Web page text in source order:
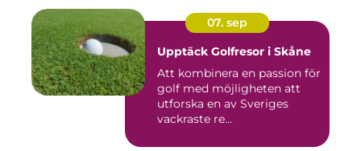
07. sep
Upptäck Golfresor i Skåne
Att kombinera en passion för
golf med möjligheten att
utforska en av Sveriges
vackraste re...